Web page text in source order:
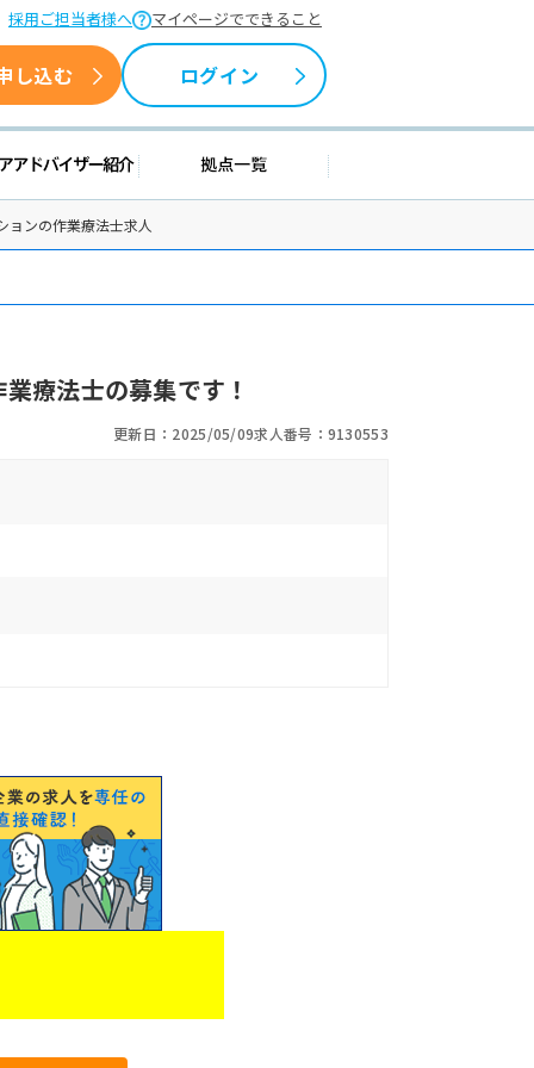
採用ご担当者様へ マイページでできること
し込む ログイン
情報 キャリアアドバイザー紹介拠点一覧
ョンの作業療法士求人
療法士の募集です！
更新日：2025/05/09求人番号：9130553